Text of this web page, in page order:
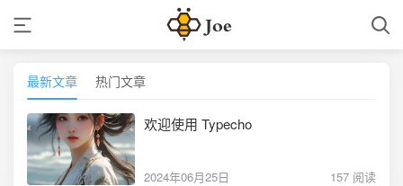
最新文章 热门文章
欢迎使用 Typecho
2024年06月25日 157 阅读